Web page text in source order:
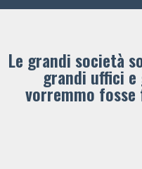
Le grandi società
grandi uffici
vorremmo